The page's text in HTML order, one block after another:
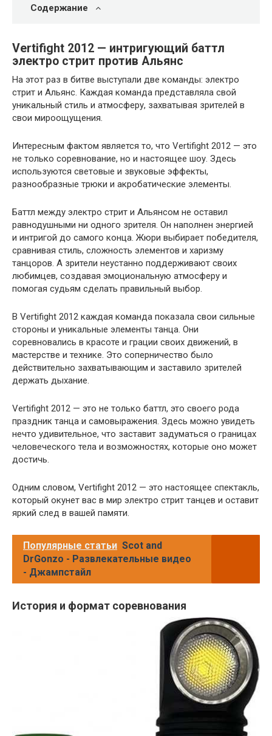
Содержание
Vertifight 2012 — интригующий баттл
электро стрит против Альянс
На этот раз в битве выступали две команды: электро
стрит и Альянс. Каждая команда представляла свой
уникальный стиль и атмосферу, захватывая зрителей в
свои мироощущения.
Интересным фактом является то, что Vertifight 2012 — это
не только соревнование, но и настоящее шоу. Здесь
используются световые и звуковые эффекты,
разнообразные трюки и акробатические элементы.
Баттл между электро стрит и Альянсом не оставил
равнодушными ни одного зрителя. Он наполнен энергией
и интригой до самого конца. Жюри выбирает победителя,
сравнивая стиль, сложность элементов и харизму
танцоров. А зрители неустанно поддерживают своих
любимцев, создавая эмоциональную атмосферу и
помогая судьям сделать правильный выбор.
В Vertifight 2012 каждая команда показала свои сильные
стороны и уникальные элементы танца. Они
соревновались в красоте и грации своих движений, в
мастерстве и технике. Это соперничество было
действительно захватывающим и заставило зрителей
держать дыхание.
Vertifight 2012 — это не только баттл, это своего рода
праздник танца и самовыражения. Здесь можно увидеть
нечто удивительное, что заставит задуматься о границах
человеческого тела и возможностях, которые оно может
достичь.
Одним словом, Vertifight 2012 — это настоящее спектакль,
который окунет вас в мир электро стрит танцев и оставит
яркий след в вашей памяти.
Популярные статьи Scot and
DrGonzo - Развлекательные видео
- Джампстайл
История и формат соревнования